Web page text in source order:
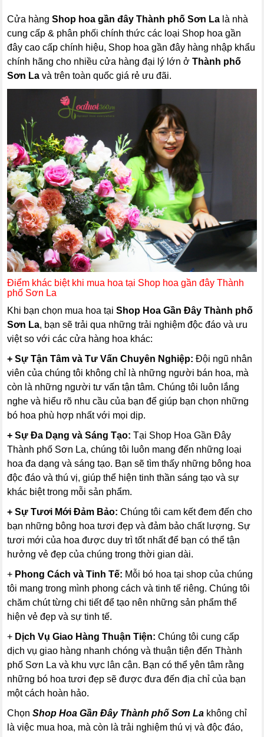
Cửa hàngShop hoa gần đây Thành phố Sơn La là nhà
cung cấp & phân phối chính thức các loại Shop hoa gần
đây cao cấp chính hiệu, Shop hoa gần đây hàng nhập khẩu
chính hãng cho nhiều cửa hàng đại lý lớn ởThành phố
Sơn La và trên toàn quốc giá rẻ ưu đãi.
Điểm khác biệt khi mua hoa tại Shop hoa gần đây Thành
phố Sơn La
Khi bạn chọn mua hoa tạiShop Hoa Gần Đây Thành phố
Sơn La, bạn sẽ trải qua những trải nghiệm độc đáo và ưu
việt so với các cửa hàng hoa khác:
+ Sự Tận Tâm và Tư Vấn Chuyên Nghiệp: Đội ngũ nhân
viên của chúng tôi không chỉ là những người bán hoa, mà
còn là những người tư vấn tận tâm. Chúng tôi luôn lắng
nghe và hiểu rõ nhu cầu của bạn để giúp bạn chọn những
bó hoa phù hợp nhất với mọi dịp.
+ Sự Đa Dạng và Sáng Tạo: Tại Shop Hoa Gần Đây
Thành phố Sơn La, chúng tôi luôn mang đến những loại
hoa đa dạng và sáng tạo. Bạn sẽ tìm thấy những bông hoa
độc đáo và thú vị, giúp thể hiện tinh thần sáng tạo và sự
khác biệt trong mỗi sản phẩm.
+ Sự Tươi Mới Đảm Bảo: Chúng tôi cam kết đem đến cho
bạn những bông hoa tươi đẹp và đảm bảo chất lượng. Sự
tươi mới của hoa được duy trì tốt nhất để bạn có thể tận
hưởng vẻ đẹp của chúng trong thời gian dài.
+ Phong Cách và Tinh Tế: Mỗi bó hoa tại shop của chúng
tôi mang trong mình phong cách và tinh tế riêng. Chúng tôi
chăm chút từng chi tiết để tạo nên những sản phẩm thể
hiện vẻ đẹp và sự tinh tế.
+ Dịch Vụ Giao Hàng Thuận Tiện: Chúng tôi cung cấp
dịch vụ giao hàng nhanh chóng và thuận tiện đến Thành
phố Sơn La và khu vực lân cận. Bạn có thể yên tâm rằng
những bó hoa tươi đẹp sẽ được đưa đến địa chỉ của bạn
một cách hoàn hảo.
Chọn Shop Hoa Gần Đây Thành phố Sơn La không chỉ
là việc mua hoa, mà còn là trải nghiệm thú vị và độc đáo,